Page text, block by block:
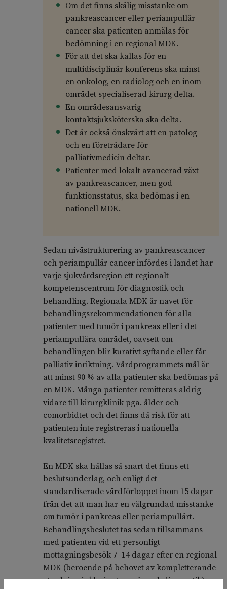
Om det finns skälig misstanke om
pankreascancer eller periampullär
cancer ska patienten anmälas för
bedömning i en regional MDK.
För att det ska kallas för en
multidisciplinär konferens ska minst
en onkolog, en radiolog och en inom
området specialiserad kirurg delta.
En områdesansvarig
kontaktsjuksköterska ska delta.
Det är också önskvärt att en patolog
och en företrädare för
palliativmedicin deltar.
Patienter med lokalt avancerad växt
av pankreascancer, men god
funktionsstatus, ska bedömas i en
nationell MDK.
Sedan nivåstrukturering av pankreascancer
och periampullär cancer infördes i landet har
varje sjukvårdsregion ett regionalt
kompetenscentrum för diagnostik och
behandling. Regionala MDK är navet för
behandlingsrekommendationen för alla
patienter med tumör i pankreas eller i det
periampullära området, oavsett om
behandlingen blir kurativt syftande eller får
palliativ inriktning. Vårdprogrammets mål är
att minst 90 % av alla patienter ska bedömas på
en MDK. Många patienter remitteras aldrig
vidare till kirurgklinik pga. ålder och
comorbidtet och det finns då risk för att
patienten inte registreras i nationella
kvalitetsregistret.
En MDK ska hållas så snart det finns ett
beslutsunderlag, och enligt det
standardiserade vårdförloppet inom 15 dagar
från det att man har en välgrundad misstanke
om tumör i pankreas eller periampullärt.
Behandlingsbeslutet tas sedan tillsammans
med patienten vid ett personligt
mottagningsbesök 7–14 dagar efter en regional
MDK (beroende på behovet av kompletterande
utredning inklusive t.ex. vävnadsdiagnostik),